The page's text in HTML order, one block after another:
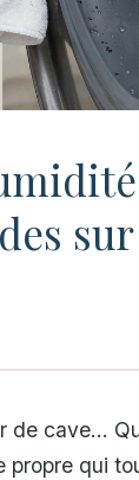
de cave…
propre qui